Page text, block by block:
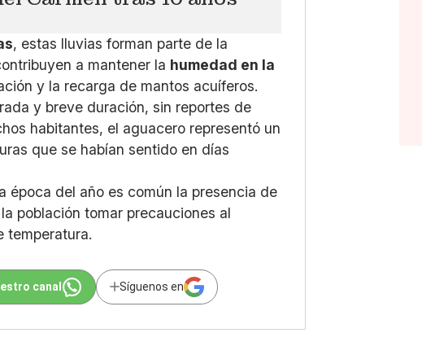
, estas lluvias forman parte de la
a mantener la humedad en la
y la recarga de mantos acuíferos.
y breve duración, sin reportes de
habitantes, el aguacero representó un
que se habían sentido en días
época del año es común la presencia de
población tomar precauciones al
temperatura.
canal Síguenos en